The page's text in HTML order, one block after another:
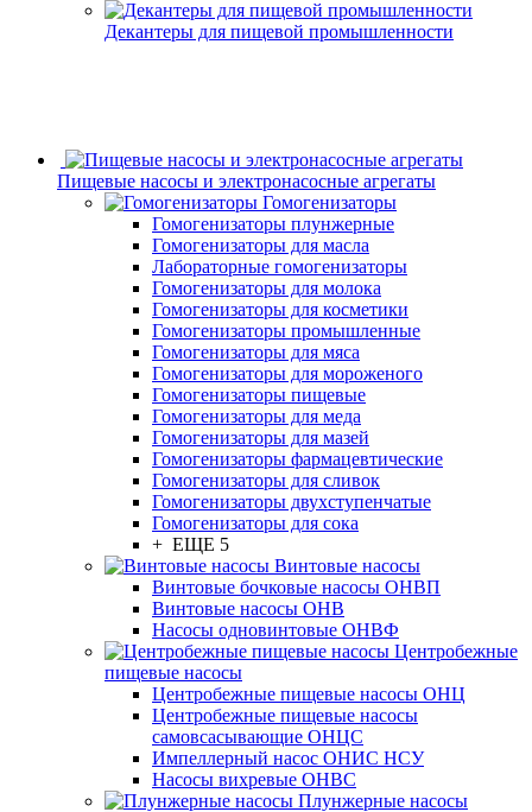
Декантеры для пищевой промышленности
Пищевые насосы и электронасосные агрегаты
Гомогенизаторы
Гомогенизаторы плунжерные
Гомогенизаторы для масла
Лабораторные гомогенизаторы
Гомогенизаторы для молока
Гомогенизаторы для косметики
Гомогенизаторы промышленные
Гомогенизаторы для мяса
Гомогенизаторы для мороженого
Гомогенизаторы пищевые
Гомогенизаторы для меда
Гомогенизаторы для мазей
Гомогенизаторы фармацевтические
Гомогенизаторы для сливок
Гомогенизаторы двухступенчатые
Гомогенизаторы для сока
+ ЕЩЕ 5
Винтовые насосы
Винтовые бочковые насосы ОНВП
Винтовые насосы ОНВ
Насосы одновинтовые ОНВФ
Центробежные
пищевые насосы
Центробежные пищевые насосы ОНЦ
Центробежные пищевые насосы
самовсасывающие ОНЦС
Импеллерный насос ОНИС НСУ
Насосы вихревые ОНВС
Плунжерные насосы